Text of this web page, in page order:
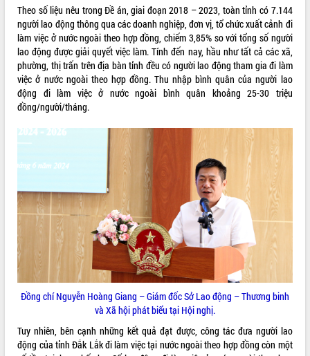
VIDEO
Không có file video nào để phát.
ALBUM ẢNH
LIÊN KẾT WEB
THỐNG KÊ TRUY CẬP
Hôm nay:
31724
Tất cả: 66044464
Theo số liệu nêu trong Đề án, giai đoạn 2018 – 2023, toàn tỉnh có 7.144
người lao động thông qua các doanh nghiệp, đơn vị, tổ chức xuất cảnh đi
làm việc ở nước ngoài theo hợp đồng, chiếm 3,85% so với tổng số người
lao động được giải quyết việc làm. Tính đến nay, hầu như tất cả các xã,
phường, thị trấn trên địa bàn tỉnh đều có người lao động tham gia đi làm
việc ở nước ngoài theo hợp đồng. Thu nhập bình quân của người lao
động đi làm việc ở nước ngoài bình quân khoảng 25-30 triệu
đồng/người/tháng.
Đồng chí Nguyễn Hoàng Giang – Giám đốc Sở Lao động – Thương binh
và Xã hội phát biểu tại Hội nghị.
Tuy nhiên, bên cạnh những kết quả đạt được, công tác đưa người lao
động của tỉnh Đắk Lắk đi làm việc tại nước ngoài theo hợp đồng còn một